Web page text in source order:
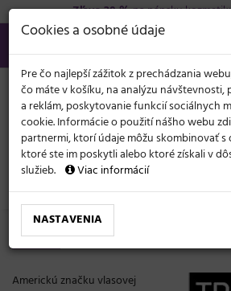
Zľava 20 %na pánsku
02/21 201 099
info@svetkadernictva.sk
Po−pia: 8−17
Všetko o nákupe
KATEGÓRIE
MENU
Značky TRESemmé
TRESemmé
Americkú značku vlasovej
Cookies a osobné údaje
Pre čo najlepší zážitok z prechádzania
čo máte v košíku, na analýzu návštevnosti,
a reklám, poskytovanie funkcií sociálnych
cookie. Informácie o použití nášho webu
partnermi, ktorí údaje môžu skombinovať
ktoré ste im poskytli alebo ktoré získali v
služieb.
Viac informácií
NASTAVENIA